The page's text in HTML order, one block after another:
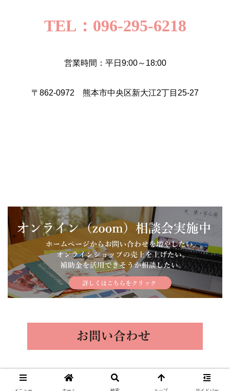
TEL：096-295-6218
営業時間：平日9:00～18:00
〒862-0972 熊本市中央区新大江2丁目25-27
Copyright © Charmdesign. All Rights Reserved.